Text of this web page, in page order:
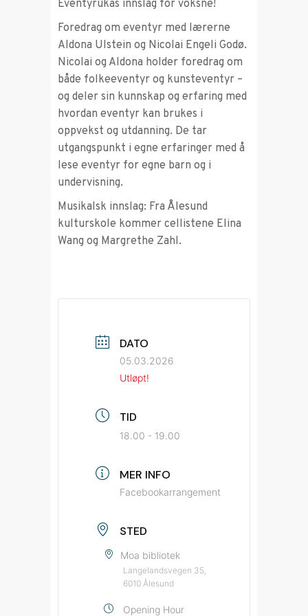
Eventyrukas innslag for voksne!
Foredrag om eventyr med lærerne
Aldona Ulstein og Nicolai Engeli Godø.
Nicolai og Aldona holder foredrag om
både folkeeventyr og kunsteventyr –
og deler sin kunnskap og erfaring med
hvordan eventyr kan brukes i
oppvekst og utdanning. De tar
utgangspunkt i egne erfaringer med å
lese eventyr for egne barn og i
undervisning.
Musikalsk innslag: Fra Ålesund
kulturskole kommer cellistene Elina
Wang og Margrethe Zahl.
DATO
05.03.2026
Utløpt!
TID
18.00 - 19.00
MER INFO
Facebookarrangement
STED
Moa bibliotek
Langelandsvegen 35,
6010 Ålesund
Opening Hour